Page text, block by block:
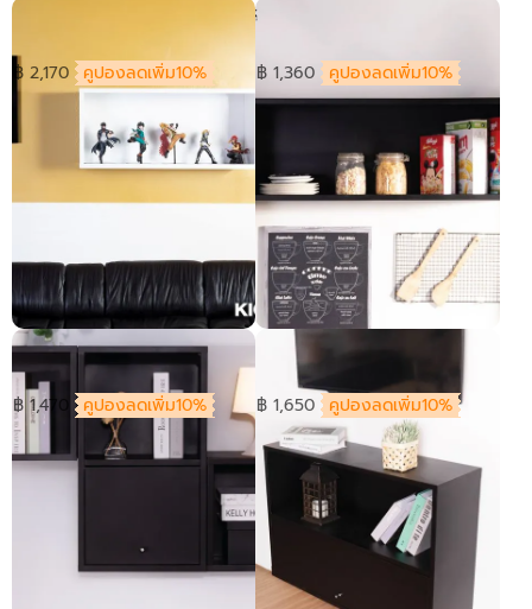
฿ 2,170 คูปองลดเพิ่ม10%
ตู้แขวน HANGEN-สั้น
฿ 1,360 คูปองลดเพิ่ม10%
ตู้แขวน HANGEN-กลาง
฿ 1,470 คูปองลดเพิ่ม10%
ตู้แขวน HANGEN-ยาว
฿ 1,650 คูปองลดเพิ่ม10%